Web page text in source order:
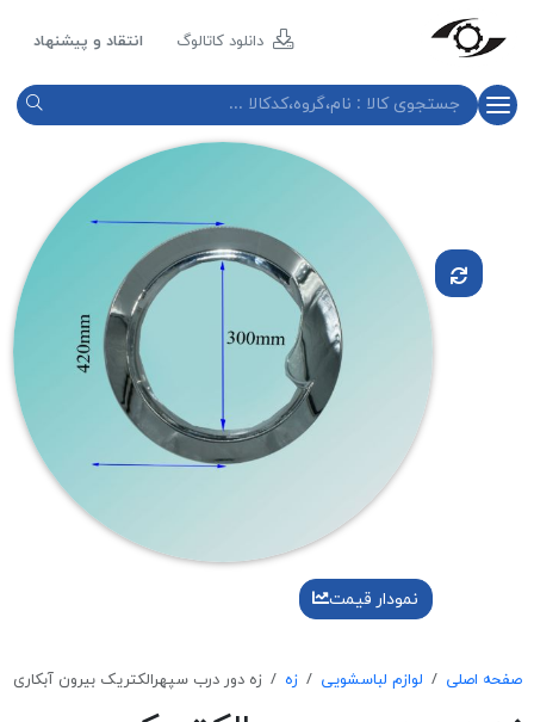
دانلود کاتالوگ انتقاد و پیشنهاد
نمودار قیمت
صفحه اصلی لوازم لباسشویی زه زه دور درب سپهرالكتريک بيرون آبكاری